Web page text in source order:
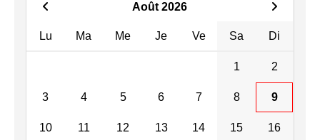
Août 2026
Lu Ma Me Je Ve Sa Di
1 2
3 4 5 6 7 8 9
10 11 12 13 14 15 16